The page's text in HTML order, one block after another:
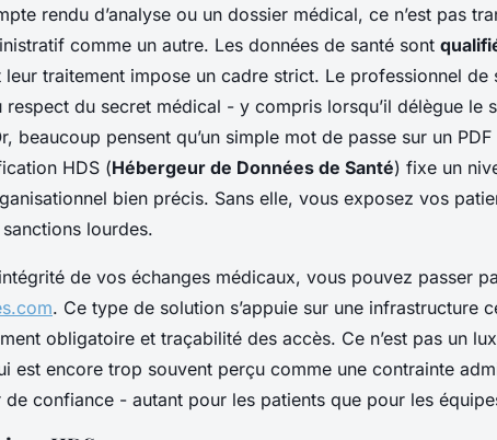
rendu d’analyse ou un dossier médical, ce n’est pas
comme un autre. Les données de santé sont
leur traitement impose un cadre strict. Le professionnel de
respect du secret médical - y compris lorsqu’il délègue le
beaucoup pensent qu’un simple mot de passe sur un PDF
HDS (Hébergeur de Données de Santé) fixe un
bien précis. Sans elle, vous exposez vos
lourdes.
de vos échanges médicaux, vous pouvez passer
. Ce type de solution s’appuie sur une infrastructure
obligatoire et traçabilité des accès. Ce n’est pas un
est encore trop souvent perçu comme une contrainte
de confiance - autant pour les patients que pour les